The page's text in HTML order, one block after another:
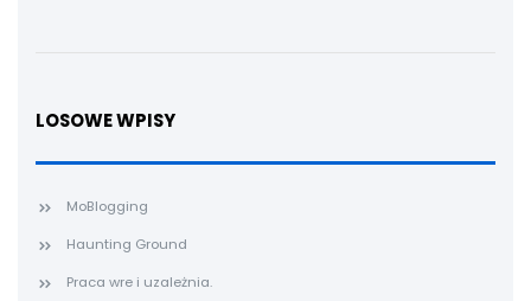
LOSOWE WPISY
MoBlogging
Haunting Ground
Praca wre i uzależnia.